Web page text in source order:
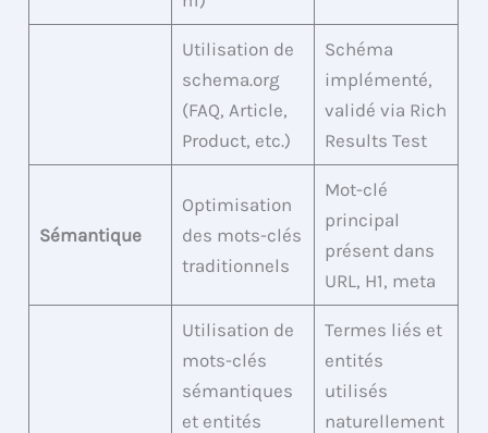
Utilisation de
schema.org
(FAQ, Article,
Product, etc.)
Schéma
implémenté,
validé via Rich
Results Test
Sémantique
Optimisation
des mots-clés
traditionnels
Mot-clé
principal
présent dans
URL, H1, meta
Utilisation de
mots-clés
sémantiques
et entités
Termes liés et
entités
utilisés
naturellement